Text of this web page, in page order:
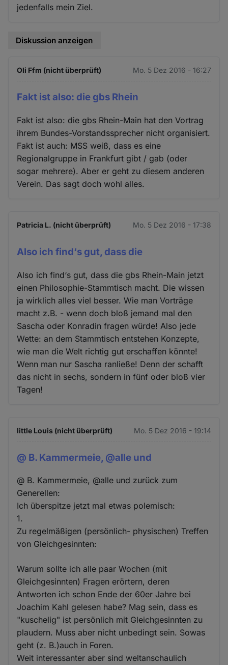
jedenfalls mein Ziel.
Diskussion anzeigen
Oli Ffm (nicht überprüft) Mo. 5 Dez 2016 - 16:27
Fakt ist also: die gbs Rhein
Fakt ist also: die gbs Rhein-Main hat den Vortrag
ihrem Bundes-Vorstandssprecher nicht organisiert.
Fakt ist auch: MSS weiß, dass es eine
Regionalgruppe in Frankfurt gibt / gab (oder
sogar mehrere). Aber er geht zu diesem anderen
Verein. Das sagt doch wohl alles.
Patricia L. (nicht überprüft) Mo. 5 Dez 2016 - 17:38
Also ich find‘s gut, dass die
Also ich find‘s gut, dass die gbs Rhein-Main jetzt
einen Philosophie-Stammtisch macht. Die wissen
ja wirklich alles viel besser. Wie man Vorträge
macht z.B. - wenn doch bloß jemand mal den
Sascha oder Konradin fragen würde! Also jede
Wette: an dem Stammtisch entstehen Konzepte,
wie man die Welt richtig gut erschaffen könnte!
Wenn man nur Sascha ranließe! Denn der schafft
das nicht in sechs, sondern in fünf oder bloß vier
Tagen!
little Louis (nicht überprüft) Mo. 5 Dez 2016 - 19:14
@ B. Kammermeie, @alle und
@ B. Kammermeie, @alle und zurück zum
Generellen:
Ich überspitze jetzt mal etwas polemisch:
1.
Zu regelmäßigen (persönlich- physischen) Treffen
von Gleichgesinnten:
Warum sollte ich alle paar Wochen (mit
Gleichgesinnten) Fragen erörtern, deren
Antworten ich schon Ende der 60er Jahre bei
Joachim Kahl gelesen habe? Mag sein, dass es
"kuschelig" ist persönlich mit Gleichgesinnten zu
plaudern. Muss aber nicht unbedingt sein. Sowas
geht (z. B.)auch in Foren.
Weit interessanter aber sind weltanschaulich